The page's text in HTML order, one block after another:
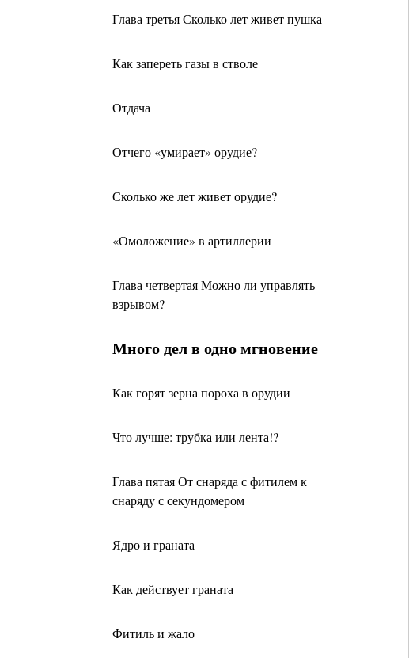
Глава третья Сколько лет живет пушка
Как запереть газы в стволе
Отдача
Отчего «умирает» орудие?
Сколько же лет живет орудие?
«Омоложение» в артиллерии
Глава четвертая Можно ли управлять
взрывом?
Много дел в одно мгновение
Как горят зерна пороха в орудии
Что лучше: трубка или лента!?
Глава пятая От снаряда с фитилем к
снаряду с секундомером
Ядро и граната
Как действует граната
Фитиль и жало